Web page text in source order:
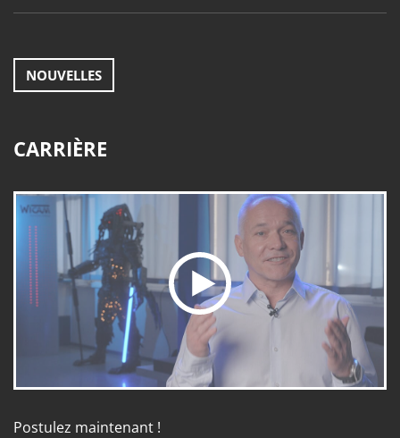
NOUVELLES
CARRIÈRE
Postulez maintenant !